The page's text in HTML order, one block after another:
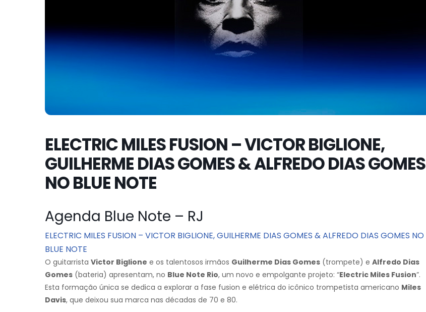
ELECTRIC MILES FUSION – VICTOR BIGLIONE,
GUILHERME DIAS GOMES & ALFREDO DIAS GOMES
NO BLUE NOTE
Agenda Blue Note – RJ
ELECTRIC MILES FUSION – VICTOR BIGLIONE, GUILHERME DIAS GOMES & ALFREDO DIAS GOMES NO
BLUE NOTE
O guitarrista Victor Biglione e os talentosos irmãos Guilherme Dias Gomes (trompete) e Alfredo Dias
Gomes (bateria) apresentam, no Blue Note Rio, um novo e empolgante projeto: “Electric Miles Fusion”.
Esta formação única se dedica a explorar a fase fusion e elétrica do icônico trompetista americano Miles
Davis, que deixou sua marca nas décadas de 70 e 80.